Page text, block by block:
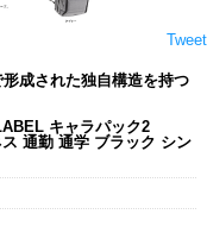
Tweet
成された独自構造を持つ
キャラパック2
通勤 通学 ブラック シン